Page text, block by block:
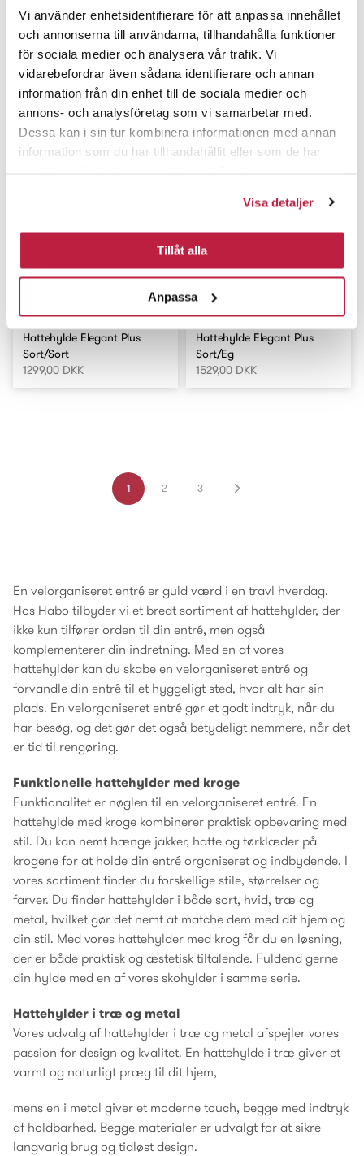
Vi använder enhetsidentifierare för att anpassa innehållet
och annonserna till användarna, tillhandahålla funktioner
för sociala medier och analysera vår trafik. Vi
vidarebefordrar även sådana identifierare och annan
information från din enhet till de sociala medier och
annons- och analysföretag som vi samarbetar med.
Dessa kan i sin tur kombinera informationen med annan
information som du har tillhandahållit eller som de har
Visa detaljer
Tillåt alla
Anpassa
Hattehylde Elegant Plus
Alu/eg
1449,00 DKK
Hattehylde Elegant Plus
Alu/hvid
1219,00 DKK
Hattehylde Elegant Plus
Sort/Sort
1299,00 DKK
Hattehylde Elegant Plus
Sort/Eg
1529,00 DKK
1 2 3
En velorganiseret entré er guld værd i en travl hverdag.
Hos Habo tilbyder vi et bredt sortiment af hattehylder, der
ikke kun tilfører orden til din entré, men også
komplementerer din indretning. Med en af vores
hattehylder kan du skabe en velorganiseret entré og
forvandle din entré til et hyggeligt sted, hvor alt har sin
plads. En velorganiseret entré gør et godt indtryk, når du
har besøg, og det gør det også betydeligt nemmere, når det
er tid til rengøring.
Funktionelle hattehylder med kroge
Funktionalitet er nøglen til en velorganiseret entré. En
hattehylde med kroge kombinerer praktisk opbevaring med
stil. Du kan nemt hænge jakker, hatte og tørklæder på
krogene for at holde din entré organiseret og indbydende. I
vores sortiment finder du forskellige stile, størrelser og
farver. Du finder hattehylder i både sort, hvid, træ og
metal, hvilket gør det nemt at matche dem med dit hjem og
din stil. Med vores hattehylder med krog får du en løsning,
der er både praktisk og æstetisk tiltalende. Fuldend gerne
din hylde med en af vores skohylder i samme serie.
Hattehylder i træ og metal
Vores udvalg af hattehylder i træ og metal afspejler vores
passion for design og kvalitet. En hattehylde i træ giver et
varmt og naturligt præg til dit hjem,
mens en i metal giver et moderne touch, begge med indtryk
af holdbarhed. Begge materialer er udvalgt for at sikre
langvarig brug og tidløst design.